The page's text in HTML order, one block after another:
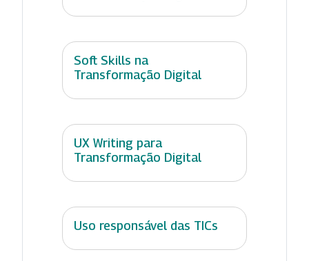
Soft Skills na
Transformação Digital
UX Writing para
Transformação Digital
Uso responsável das TICs